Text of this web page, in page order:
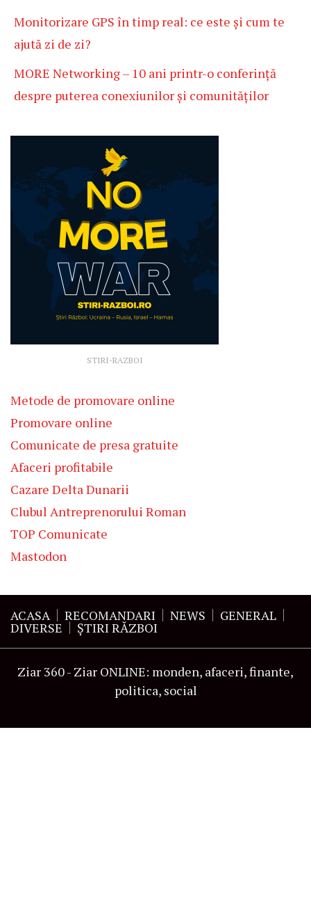
Monitorizare GPS în timp real: ce este și cum te
ajută zi de zi?
MORE Networking – 10 ani printr-o conferință
despre puterea conexiunilor și comunităților
STIRI-RAZBOI
Metode de promovare online
Promovare online
Comunicate de presa gratuite
Afaceri profitabile
Cazare Delta Dunarii
Clubul Antreprenorului Roman
TOP Comunicate
Mastodon
ACASA RECOMANDARI NEWS GENERAL
DIVERSE ŞTIRI RĂZBOI
Ziar 360 - Ziar ONLINE: monden, afaceri, finante,
politica, social